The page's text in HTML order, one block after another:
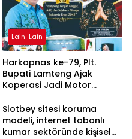
Lain-Lain
Harkopnas ke-79, Plt.
Bupati Lamteng Ajak
Koperasi Jadi Motor
Slotbey sitesi koruma
modeli, internet tabanlı
kumar sektöründe kişisel